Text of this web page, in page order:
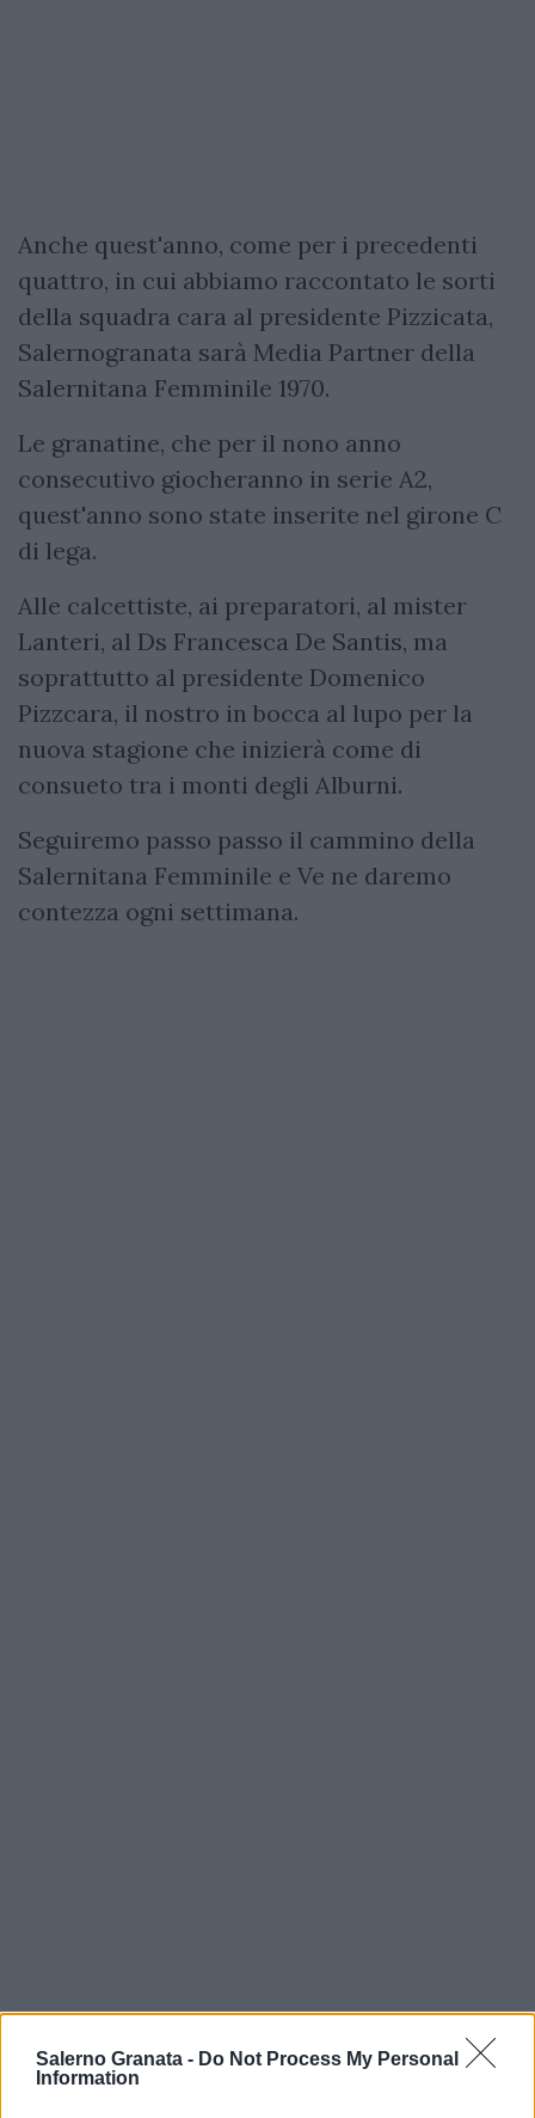
Salerno Granata - Do Not Process My Personal
Information
Anche quest'anno, come per i precedenti
quattro, in cui abbiamo raccontato le sorti
della squadra cara al presidente Pizzicata,
Salernogranata sarà Media Partner della
Salernitana Femminile 1970.
Le granatine, che per il nono anno
consecutivo giocheranno in serie A2,
quest'anno sono state inserite nel girone C
di lega.
Alle calcettiste, ai preparatori, al mister
Lanteri, al Ds Francesca De Santis, ma
soprattutto al presidente Domenico
Pizzcara, il nostro in bocca al lupo per la
nuova stagione che inizierà come di
consueto tra i monti degli Alburni.
Seguiremo passo passo il cammino della
Salernitana Femminile e Ve ne daremo
contezza ogni settimana.